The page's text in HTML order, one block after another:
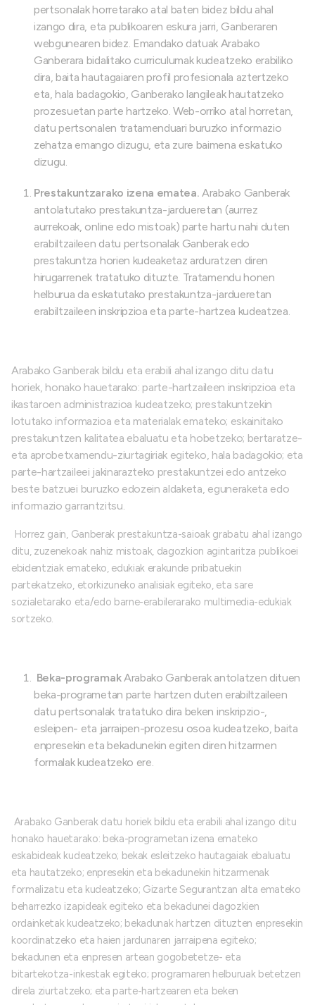
pertsonalak horretarako atal baten bidez bildu ahal
izango dira, eta publikoaren eskura jarri, Ganberaren
webgunearen bidez. Emandako datuak Arabako
Ganberara bidalitako curriculumak kudeatzeko erabiliko
dira, baita hautagaiaren profil profesionala aztertzeko
eta, hala badagokio, Ganberako langileak hautatzeko
prozesuetan parte hartzeko. Web-orriko atal horretan,
datu pertsonalen tratamenduari buruzko informazio
zehatza emango dizugu, eta zure baimena eskatuko
dizugu.
Prestakuntzarako izena ematea. Arabako Ganberak
antolatutako prestakuntza-jardueretan (aurrez
aurrekoak, online edo mistoak) parte hartu nahi duten
erabiltzaileen datu pertsonalak Ganberak edo
prestakuntza horien kudeaketaz arduratzen diren
hirugarrenek tratatuko dituzte. Tratamendu honen
helburua da eskatutako prestakuntza-jardueretan
erabiltzaileen inskripzioa eta parte-hartzea kudeatzea.
Arabako Ganberak bildu eta erabili ahal izango ditu datu
horiek, honako hauetarako: parte-hartzaileen inskripzioa eta
ikastaroen administrazioa kudeatzeko; prestakuntzekin
lotutako informazioa eta materialak emateko; eskainitako
prestakuntzen kalitatea ebaluatu eta hobetzeko; bertaratze-
eta aprobetxamendu-ziurtagiriak egiteko, hala badagokio; eta
parte-hartzaileei jakinarazteko prestakuntzei edo antzeko
beste batzuei buruzko edozein aldaketa, eguneraketa edo
informazio garrantzitsu.
Horrez gain, Ganberak prestakuntza-saioak grabatu ahal izango
ditu, zuzenekoak nahiz mistoak, dagozkion agintaritza publikoei
ebidentziak emateko, edukiak erakunde pribatuekin
partekatzeko, etorkizuneko analisiak egiteko, eta sare
sozialetarako eta/edo barne-erabilerarako multimedia-edukiak
sortzeko.
Beka-programakArabako Ganberak antolatzen dituen
beka-programetan parte hartzen duten erabiltzaileen
datu pertsonalak tratatuko dira beken inskripzio-,
esleipen- eta jarraipen-prozesu osoa kudeatzeko, baita
enpresekin eta bekadunekin egiten diren hitzarmen
formalak kudeatzeko ere.
Arabako Ganberak datu horiek bildu eta erabili ahal izango ditu
honako hauetarako: beka-programetan izena emateko
eskabideak kudeatzeko; bekak esleitzeko hautagaiak ebaluatu
eta hautatzeko; enpresekin eta bekadunekin hitzarmenak
formalizatu eta kudeatzeko; Gizarte Segurantzan alta emateko
beharrezko izapideak egiteko eta bekadunei dagozkien
ordainketak kudeatzeko; bekadunak hartzen dituzten enpresekin
koordinatzeko eta haien jardunaren jarraipena egiteko;
bekadunen eta enpresen artean gogobetetze- eta
bitartekotza-inkestak egiteko; programaren helburuak betetzen
direla ziurtatzeko; eta parte-hartzearen eta beken